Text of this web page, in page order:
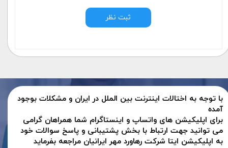
ثبت نظر
با توجه به اختالات اینترنت بین الملل در ایران و مشکلات بوجود
آمده
برای اپلیکیشن های واتساپ و اینستاگرام شما همراهان گرامی
می توانید جهت ارتباط با بخش پشتیبانی و پاسخ سوالات خود
به اپلیکیشن ایتا شرکت رهاورد مهر ایرانیان مراجعه بفرماید